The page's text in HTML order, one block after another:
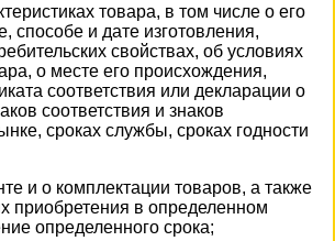
товара, в том числе о его
способе и дате изготовления,
свойствах, об условиях
о месте его происхождения,
соответствия или декларации о
соответствия и знаков
сроках службы, сроках годности
и о комплектации товаров, а также
приобретения в определенном
определенного срока;